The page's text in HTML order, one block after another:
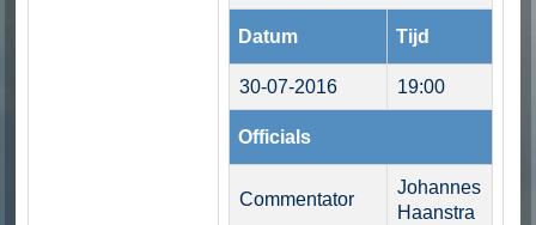
Datum Tijd
30-07-2016 19:00
Officials
Commentator
Johannes
Haanstra